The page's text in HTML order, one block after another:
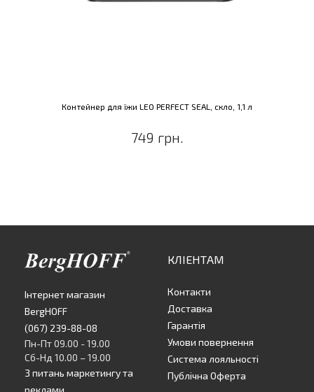
Контейнер для їжи LEO PERFECT SEAL, скло, 1,1 л
749 грн.
Інтернет магазин
BergHOFF
(067) 239-88-08
Пн-Пт 09.00 - 19.00
Сб-Нд 10.00 – 19.00
З питань маркетингу та
КЛІЕНТАМ
Контакти
Доставка
Гарантія
Умови повернення
Система лояльності
Публічна Оферта